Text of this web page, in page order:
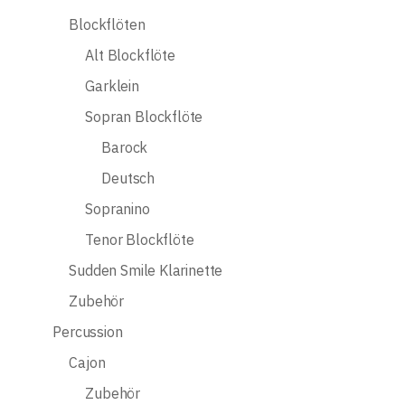
Blockflöten
Alt Blockflöte
Garklein
Sopran Blockflöte
Barock
Deutsch
Sopranino
Tenor Blockflöte
Sudden Smile Klarinette
Zubehör
Percussion
Cajon
Zubehör